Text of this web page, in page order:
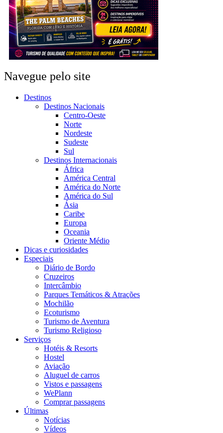
Navegue pelo site
Destinos
Destinos Nacionais
Centro-Oeste
Norte
Nordeste
Sudeste
Sul
Destinos Internacionais
África
América Central
América do Norte
América do Sul
Ásia
Caribe
Europa
Oceania
Oriente Médio
Dicas e curiosidades
Especiais
Diário de Bordo
Cruzeiros
Intercâmbio
Parques Temáticos & Atrações
Mochilão
Ecoturismo
Turismo de Aventura
Turismo Religioso
Serviços
Hotéis & Resorts
Hostel
Aviação
Aluguel de carros
Vistos e passagens
WePlann
Comprar passagens
Últimas
Notícias
Vídeos